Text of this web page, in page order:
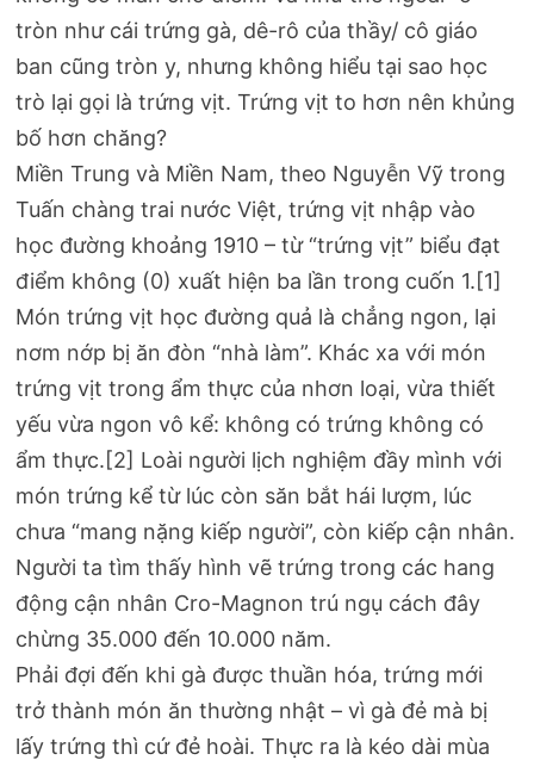
tròn như cái trứng gà, dê-rô của thầy/ cô giáo
ban cũng tròn y, nhưng không hiểu tại sao học
trò lại gọi là trứng vịt. Trứng vịt to hơn nên khủng
bố hơn chăng?
Miền Trung và Miền Nam, theo Nguyễn Vỹ trong
Tuấn chàng trai nước Việt, trứng vịt nhập vào
học đường khoảng 1910 – từ “trứng vịt” biểu đạt
điểm không (0) xuất hiện ba lần trong cuốn 1.[1]
Món trứng vịt học đường quả là chẳng ngon, lại
nơm nớp bị ăn đòn “nhà làm”. Khác xa với món
trứng vịt trong ẩm thực của nhơn loại, vừa thiết
yếu vừa ngon vô kể: không có trứng không có
ẩm thực.[2] Loài người lịch nghiệm đầy mình với
món trứng kể từ lúc còn săn bắt hái lượm, lúc
chưa “mang nặng kiếp người”, còn kiếp cận nhân.
Người ta tìm thấy hình vẽ trứng trong các hang
động cận nhân Cro-Magnon trú ngụ cách đây
chừng 35.000 đến 10.000 năm.
Phải đợi đến khi gà được thuần hóa, trứng mới
trở thành món ăn thường nhật – vì gà đẻ mà bị
lấy trứng thì cứ đẻ hoài. Thực ra là kéo dài mùa